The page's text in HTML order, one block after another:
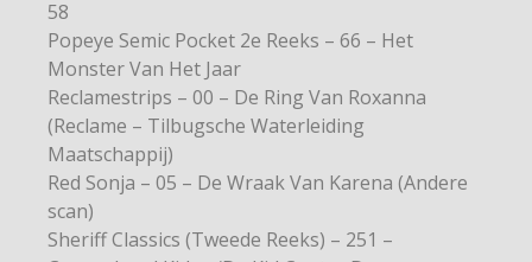
58
Popeye Semic Pocket 2e Reeks – 66 – Het
Monster Van Het Jaar
Reclamestrips – 00 – De Ring Van Roxanna
(Reclame – Tilbugsche Waterleiding
Maatschappij)
Red Sonja – 05 – De Wraak Van Karena (Andere
scan)
Sheriff Classics (Tweede Reeks) – 251 –